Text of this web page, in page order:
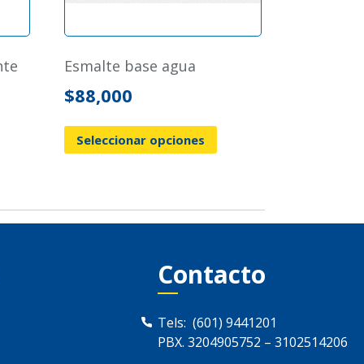
esmalte base agua
$88,000
Seleccionar opciones
Contacto
Tels: (601) 9441201
PBX. 3204905752 – 3102514206